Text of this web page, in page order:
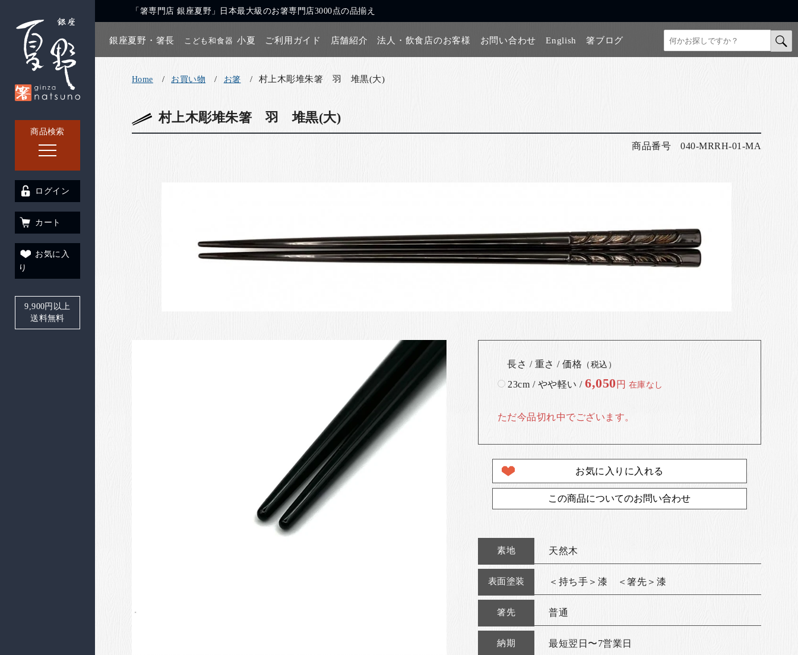
商品検索
「箸専門店 銀座夏野」日本最大級のお箸専門店3000点の品揃え
銀座夏野・箸長 こども和食器 小夏 ご利用ガイド 店舗紹介 法人・飲食店のお客様 お問い合わせ English 箸ブログ
ログイン
カート
お気に入
り
9,900円以上
送料無料
Home お買い物 お箸 村上木彫堆朱箸 羽 堆黒(大)
村上木彫堆朱箸 羽 堆黒(大)
商品番号 040-MRRH-01-MA
長さ / 重さ / 価格 （税込）
23cm / やや軽い /6,050 円 在庫なし
ただ今品切れ中でございます。
お気に入りに入れる
この商品についてのお問い合わせ
素地 天然木
表面塗装 ＜持ち手＞漆 ＜箸先＞漆
箸先 普通
納期 最短翌日〜7営業日